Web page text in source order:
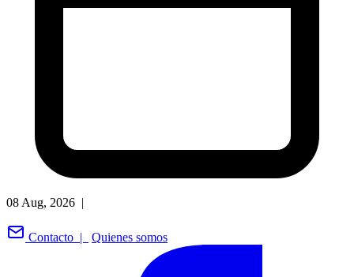
08 Aug, 2026 |
Contacto | Quienes somos